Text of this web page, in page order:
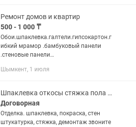
Ремонт домов и квартир
500 - 1 000 ₸
Обои.шпаклевка.галтели.гипсокартон.г
ибкий мрамор .бамбуковый панели
.стеновые панели
.покраска стен
ие лоджа и другие работы...
Шымкент, 1 июля
Шпаклевка откосы стяжка пола покраска стен штукатурка и разнорабочий
Договорная
Отделка. шпаклевка, покраска, стен
штукатурка, стяжка, демонтаж звоните